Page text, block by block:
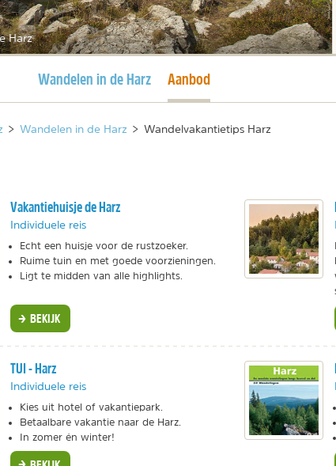
Harz
Huidige pagina
Wandelen in de Harz Huidige pagina
Aanbod
> Wandelen in de Harz > Wandelvakantietips Harz
Vakantiehuisje de Harz
Individuele reis
Echt een huisje voor de rustzoeker.
Ruime tuin en met goede voorzieningen.
Ligt te midden van alle highlights.
BEKIJK
TUI - Harz
Individuele reis
Kies uit hotel of vakantiepark.
Betaalbare vakantie naar de Harz.
In zomer én winter!